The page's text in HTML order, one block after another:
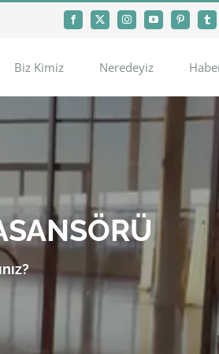
Facebook
X InstagramYouTubePinterest
Biz Kimiz Neredeyiz